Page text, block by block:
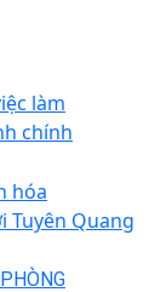
làm
chính
hóa
Tuyên Quang